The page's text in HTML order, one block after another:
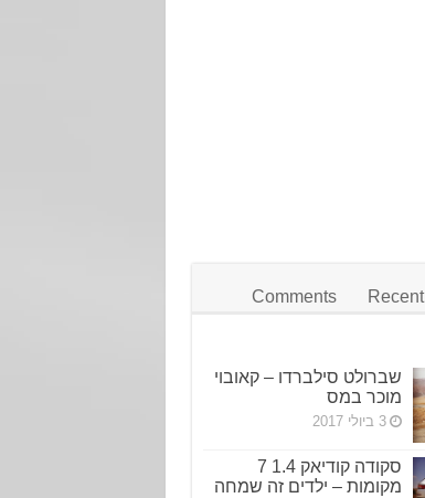
Recent
Comments
שברולט סילברדו – קאובוי
מוכר במס
3 ביולי 2017
סקודה קודיאק 1.4 7
מקומות – ילדים זה שמחה